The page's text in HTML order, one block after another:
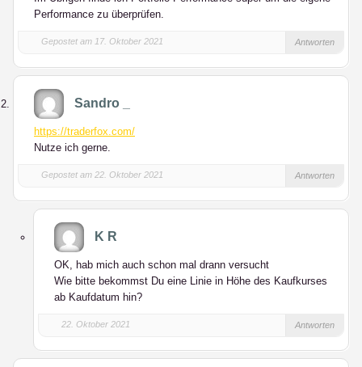
Performance zu überprüfen.
Gepostet am 17. Oktober 2021 Antworten
Sandro _
https://traderfox.com/
Nutze ich gerne.
Gepostet am 22. Oktober 2021 Antworten
K R
OK, hab mich auch schon mal drann versucht
Wie bitte bekommst Du eine Linie in Höhe des Kaufkurses
ab Kaufdatum hin?
22. Oktober 2021 Antworten